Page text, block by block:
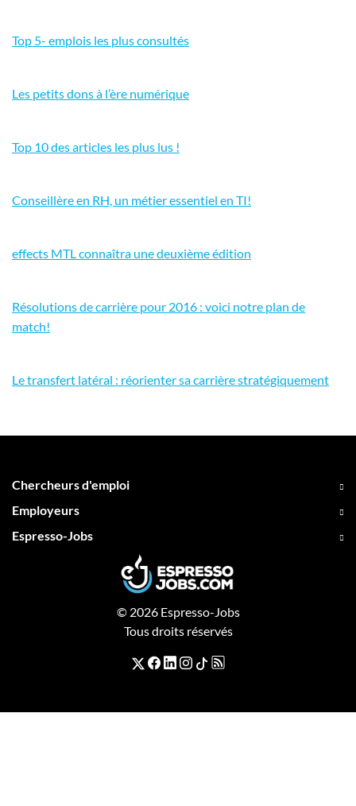
Top 5- emplois les plus consultés
Les petits dons à l’ère numérique
Top 10 des articles les plus lus !
Conseillère en RH, un métier essentiel en TI!
effects MTL connaîtra une deuxième édition
Résolutions de carrière pour 2016 : voici notre plan de
match!
Le transfert latéral : réorienter sa carrière stratégiquement
Chercheurs d'emploi
Employeurs
Espresso-Jobs
© 2026 Espresso-Jobs
Tous droits réservés